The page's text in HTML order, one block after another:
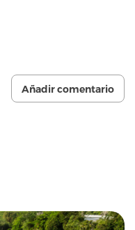
Añadir comentario